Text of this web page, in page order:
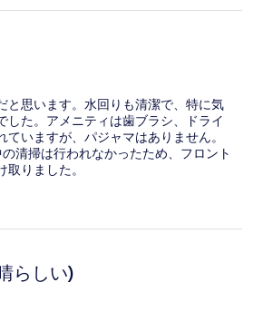
と思います。水回りも清潔で、特に気
した。アメニティは歯ブラシ、ドライ
いますが、パジャマはありません。
清掃は行われなかったため、フロント
りました。
らしい)